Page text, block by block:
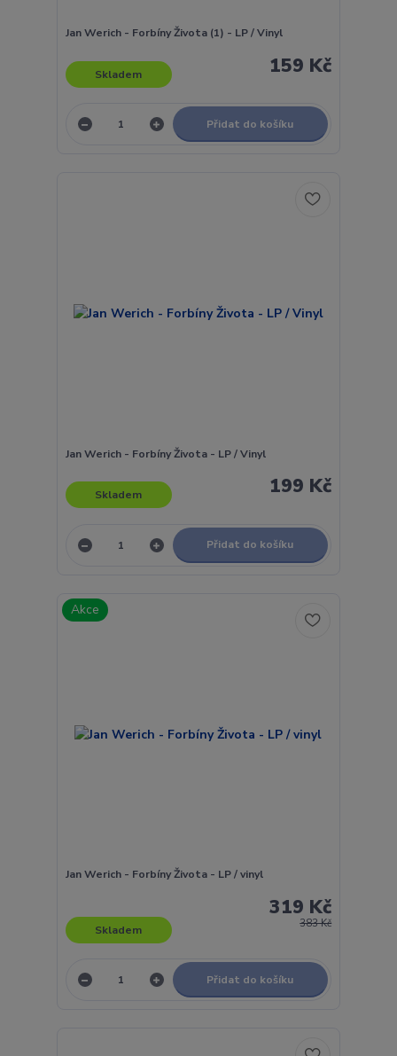
Jan Werich - Forbíny Života (1) - LP / Vinyl
159 Kč
Skladem
Přidat do košíku
Jan Werich - Forbíny Života - LP / Vinyl
199 Kč
Skladem
Přidat do košíku
Akce
Jan Werich - Forbíny Života - LP / vinyl
383 Kč
319 Kč
Skladem
Přidat do košíku